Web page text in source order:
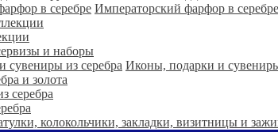
Императорский фарфор в серебре
и наборы
Иконы, подарки и
и золота
серебра
колокольчики, закладки, визитницы и